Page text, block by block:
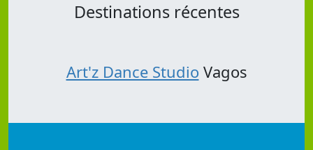
Destinations récentes
Art'z Dance Studio Vagos